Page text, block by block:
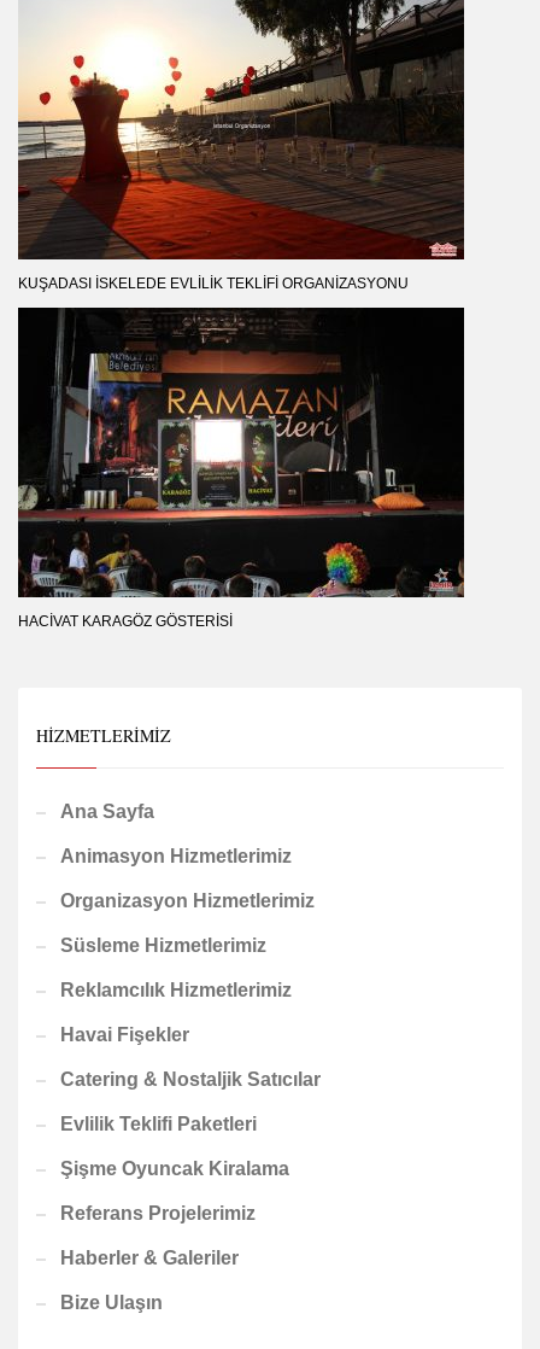
KUŞADASI İSKELEDE EVLILIK TEKLIFI ORGANIZASYONU
HACIVAT KARAGÖZ GÖSTERISI
HIZMETLERIMIZ
Ana Sayfa
Animasyon Hizmetlerimiz
Organizasyon Hizmetlerimiz
Süsleme Hizmetlerimiz
Reklamcılık Hizmetlerimiz
Havai Fişekler
Catering & Nostaljik Satıcılar
Evlilik Teklifi Paketleri
Şişme Oyuncak Kiralama
Referans Projelerimiz
Haberler & Galeriler
Bize Ulaşın